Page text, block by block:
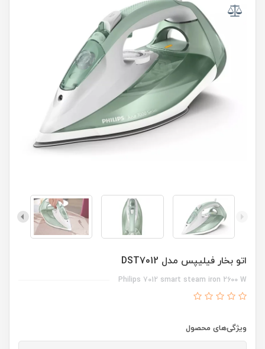
اتو بخار فیلیپس مدل DST7012
Philips 7012 smart steam iron 2600 W
ویژگی‌های محصول